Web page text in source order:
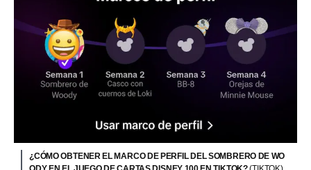
¿CÓMO OBTENER EL MARCO DE PERFIL DEL SOMBRERO DE WO